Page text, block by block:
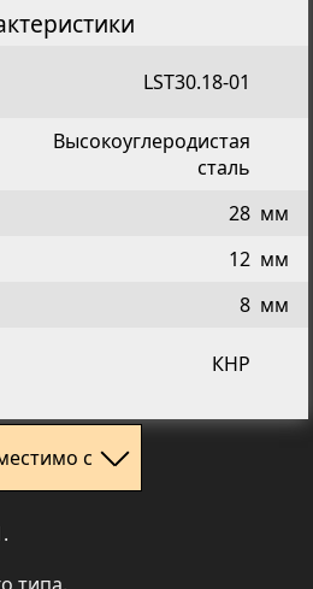
LST30.18-01
Высокоуглеродистая
сталь
28 мм
12 мм
8 мм
КНР
с